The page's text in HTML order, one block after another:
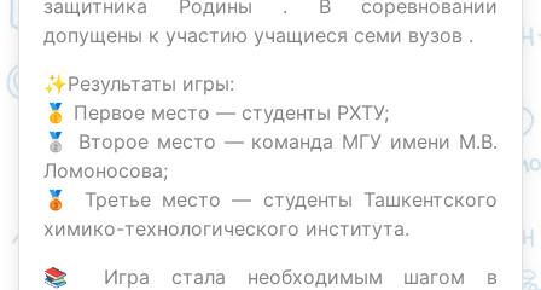
защитника Родины . В соревновании
допущены к участию учащиеся семи вузов .
✨Результаты игры:
🥇 Первое место — студенты РХТУ;
🥈 Второе место — команда МГУ имени М.В.
Ломоносова;
🥉 Третье место — студенты Ташкентского
химико-технологического института.
📚 Игра стала необходимым шагом в